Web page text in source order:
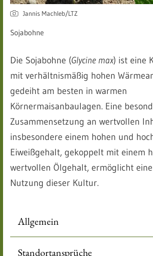
Jannis Machleb/LTZ
Sojabohne
Die Sojabohne (Glycine max) ist eine
mit verhältnismäßig hohen
gedeiht am besten in warmen
Körnermaisanbaulagen. Eine
Zusammensetzung an wertvollen
insbesondere einem hohen und
Eiweißgehalt, gekoppelt mit einem
wertvollen Ölgehalt, ermöglicht
Nutzung dieser Kultur.
Allgemein
Standortansprüche